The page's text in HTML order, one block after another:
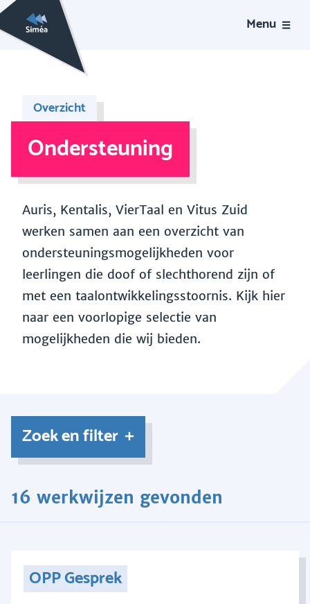
Menu
Overzicht
Ondersteuning
Auris, Kentalis, VierTaal en Vitus Zuid
werken samen aan een overzicht van
ondersteuningsmogelijkheden voor
leerlingen die doof of slechthorend zijn of
met een taalontwikkelingsstoornis. Kijk hier
naar een voorlopige selectie van
mogelijkheden die wij bieden.
Zoek en filter
16 werkwijzen gevonden
OPP Gesprek